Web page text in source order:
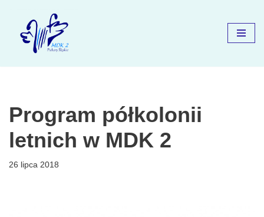
Przejdź
Program półkolonii
letnich w MDK 2
26 lipca 2018